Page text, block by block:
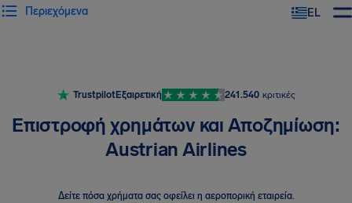
EL
Περιεχόμενα
TrustpilotΕξαιρετική 241.540 κριτικές
Επιστροφή χρημάτων και Αποζημίωση:
Austrian Airlines
Δείτε πόσα χρήματα σας οφείλει η αεροπορική εταιρεία.